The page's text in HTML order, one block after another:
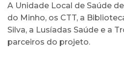
A Unidade Local de Saúde
do Minho, os CTT, a
Silva, a Lusíadas Saúde e a
parceiros do projeto.